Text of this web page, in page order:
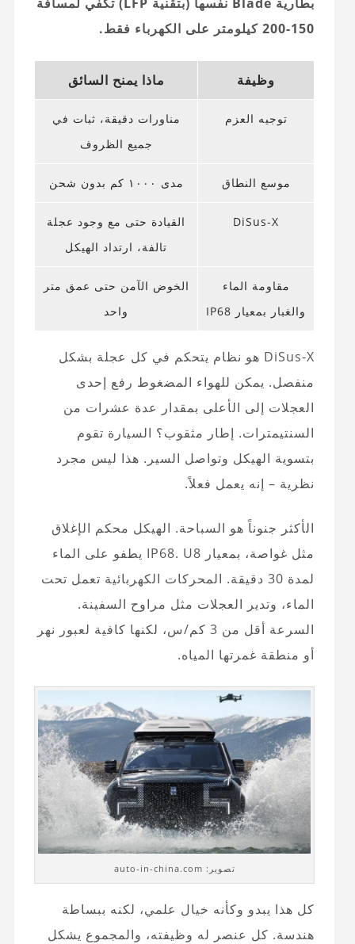
150-200 كيلومتر على الكهرباء فقط.
وظيفة ماذا يمنح السائق
توجيه العزم
مناورات دقيقة، ثبات في
جميع الظروف
موسع النطاق مدى ١٠٠٠ كم بدون شحن
DiSus-X
القيادة حتى مع وجود عجلة
تالفة، ارتداد الهيكل
مقاومة الماء
والغبار بمعيار IP68
الخوض الآمن حتى عمق متر
واحد
DiSus-X هو نظام يتحكم في كل عجلة بشكل
منفصل. يمكن للهواء المضغوط رفع إحدى
العجلات إلى الأعلى بمقدار عدة عشرات من
السنتيمترات. إطار مثقوب؟ السيارة تقوم
بتسوية الهيكل وتواصل السير. هذا ليس مجرد
نظرية – إنه يعمل فعلاً.
الأكثر جنوناً هو السباحة. الهيكل محكم الإغلاق
مثل غواصة، بمعيار IP68. U8 يطفو على الماء
لمدة 30 دقيقة. المحركات الكهربائية تعمل تحت
الماء، وتدير العجلات مثل مراوح السفينة.
السرعة أقل من 3 كم/س، لكنها كافية لعبور نهر
أو منطقة غمرتها المياه.
تصوير: auto-in-china.com
كل هذا يبدو وكأنه خيال علمي، لكنه ببساطة
هندسة. كل عنصر له وظيفته، والمجموع يشكل